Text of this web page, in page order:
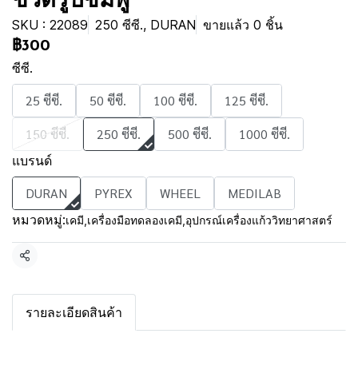
SKU : 22089 250 ซีซี., DURAN ขายแล้ว 0 ชิ้น
฿300
ซีซี.
25 ซีซี. 50 ซีซี. 100 ซีซี.
125 ซีซี.
150 ซีซี.
250 ซีซี. 500 ซีซี. 1000 ซีซี.
แบรนด์
DURAN PYREX WHEEL MEDILAB
หมวดหมู่:เคมี เครื่องมือทดลองเคมี อุปกรณ์เครื่องแก้ววิทยาศาสตร์
แชร์
รายละเอียดสินค้า